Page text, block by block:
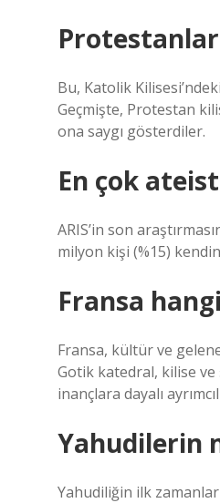
Bu, Katolik
Geçmişte, Protestan
ona saygı gösterdiler.
En çok
ARIS’in son
milyon kişi (%15)
Fransa
Fransa, kültür ve
Gotik katedral, kilise ve
inançlara dayalı
Yahudilerin
Yahudiliğin ilk